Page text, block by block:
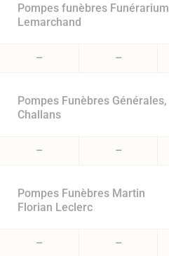
Pompes funèbres Funérarium
Lemarchand
– –
Pompes Funèbres Générales,
Challans
– –
Pompes Funèbres Martin
Florian Leclerc
– –